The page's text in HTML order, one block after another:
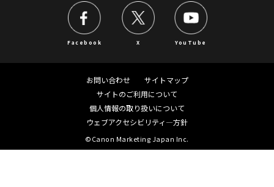
Facebook X YouTube
お問い合わせ
サイトマップ
サイトのご利用について
個人情報の取り扱いについて
ウェブアクセシビリティ―方針
©Canon Marketing Japan Inc.